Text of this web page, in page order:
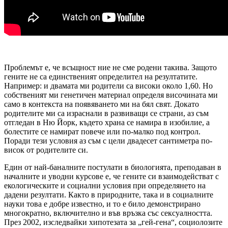
Проблемът е, че всъщност ние не сме родени такива. Защото
гените не са единственият определител на резултатите.
Например: и двамата ми родители са високи около 1,60. Но
собственият ми генетичен материал определя височината ми
само в контекста на появяването ми на бял свят. Докато
родителите ми са израснали в развиващи се страни, аз съм
отгледан в Ню Йорк, където храна се намира в изобилие, а
болестите се намират повече или по-малко под контрол.
Поради тези условия аз съм с цели двадесет сантиметра по-
висок от родителите си.
Един от най-баналните постулати в биологията, преподаван в
началните и уводни курсове е, че гените си взаимодействат с
екологическите и социални условия при определянето на
дадени резултати. Както в природните, така и в социалните
науки това е добре известно, и то е било демонстрирано
многократно, включително и във връзка със сексуалността.
През 2002, изследвайки хипотезата за „гей-гена“, социолозите